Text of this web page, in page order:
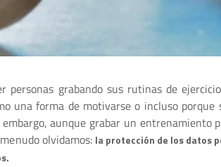
personas grabando sus rutinas de
una forma de motivarse o incluso
aunque grabar un entrenamiento
olvidamos: la protección de los datos